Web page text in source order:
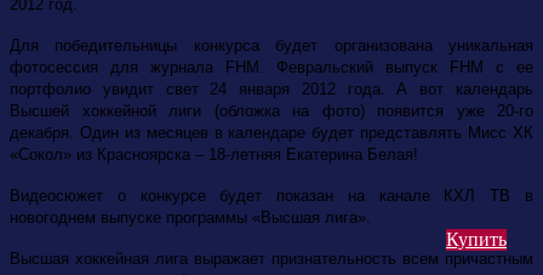
2012 год.
Для победительницы конкурса будет организована уникальная
фотосессия для журнала FHM. Февральский выпуск FHM c ее
портфолио увидит свет 24 января 2012 года. А вот календарь
Высшей хоккейной лиги (обложка на фото) появится уже 20-го
декабря. Один из месяцев в календаре будет представлять Мисс ХК
«Сокол» из Красноярска – 18-летняя Екатерина Белая!
Видеосюжет о конкурсе будет показан на канале КХЛ ТВ в
новогоднем выпуске программы «Высшая лига».
Высшая хоккейная лига выражает признательность всем причастным
Купить